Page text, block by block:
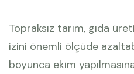
Topraksız tarım, gıda
izini önemli ölçüde
boyunca ekim